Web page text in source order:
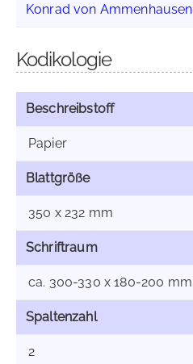
Konrad von Ammenhausen
Kodikologie
Beschreibstoff
Papier
Blattgröße
350 x 232 mm
Schriftraum
ca. 300-330 x 180-200 mm
Spaltenzahl
2